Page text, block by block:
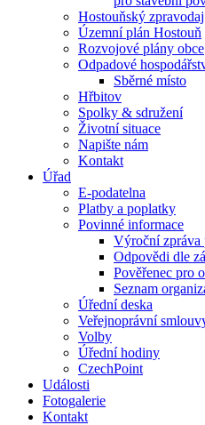
Hostouňský zpravodaj
Územní plán Hostouň
Rozvojové plány obce
Odpadové
Sběrné místo
Hřbitov
Spolky & sdružení
Životní situace
Napište nám
Kontakt
Úřad
E-podatelna
Platby a poplatky
Povinné informace
Výroční zpráva
Odpovědi dle
Pověřenec pro
Seznam
Úřední deska
Veřejnoprávní
Volby
Úřední hodiny
CzechPoint
Události
Fotogalerie
Kontakt